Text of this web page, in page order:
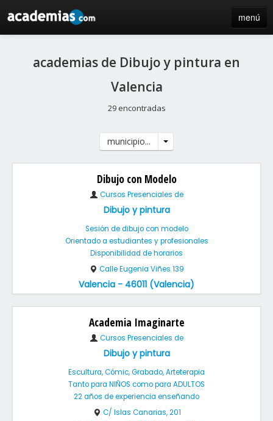
menú
blogacademias de Dibujo y pintura en
Valencia
29 encontradas
municipio...
Dibujo con Modelo
Cursos Presenciales de
Dibujo y pintura
Sesión de dibujo con modelo
Orientado a estudiantes y profesionales
Disponibilidad de horarios
Calle Eugenia Viñes 139
Valencia - 46011 (Valencia)
Academia Imaginarte
Cursos Presenciales de
Dibujo y pintura
Escultura, Cómic, Grabado, Arteterapia
Tanto para NIÑOS como para ADULTOS
22 años de experiencia enseñando
C/ Islas Canarias, 201